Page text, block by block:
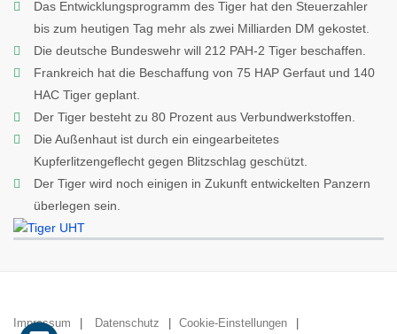
Das Entwicklungsprogramm des Tiger hat den Steuerzahler
bis zum heutigen Tag mehr als zwei Milliarden DM gekostet.
Die deutsche Bundeswehr will 212 PAH-2 Tiger beschaffen.
Frankreich hat die Beschaffung von 75 HAP Gerfaut und 140
HAC Tiger geplant.
Der Tiger besteht zu 80 Prozent aus Verbundwerkstoffen.
Die Außenhaut ist durch ein eingearbeitetes
Kupferlitzengeflecht gegen Blitzschlag geschützt.
Der Tiger wird noch einigen in Zukunft entwickelten Panzern
überlegen sein.
Impressum Datenschutz Cookie-Einstellungen